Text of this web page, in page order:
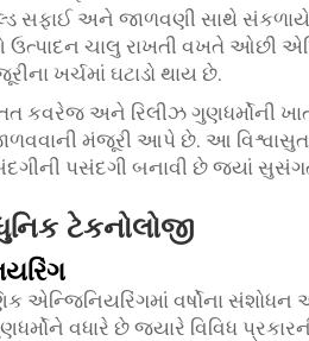
મોલ્ડ સફાઈ અને જાળવણી સાથે
ઉત્પાદન ચાલુ રાખતી વખતે ઓછી
ખર્ચમાં ઘટાડો થાય છે.
કવરેજ અને રિલીઝ ગુણધર્મોની
મંજૂરી આપે છે. આ
પસંદગી બનાવી છે જ્યાં
ટેકનોલોજી
એન્જિનિયરિંગમાં વર્ષોના સંશોધન
વધારે છે જ્યારે વિવિધ